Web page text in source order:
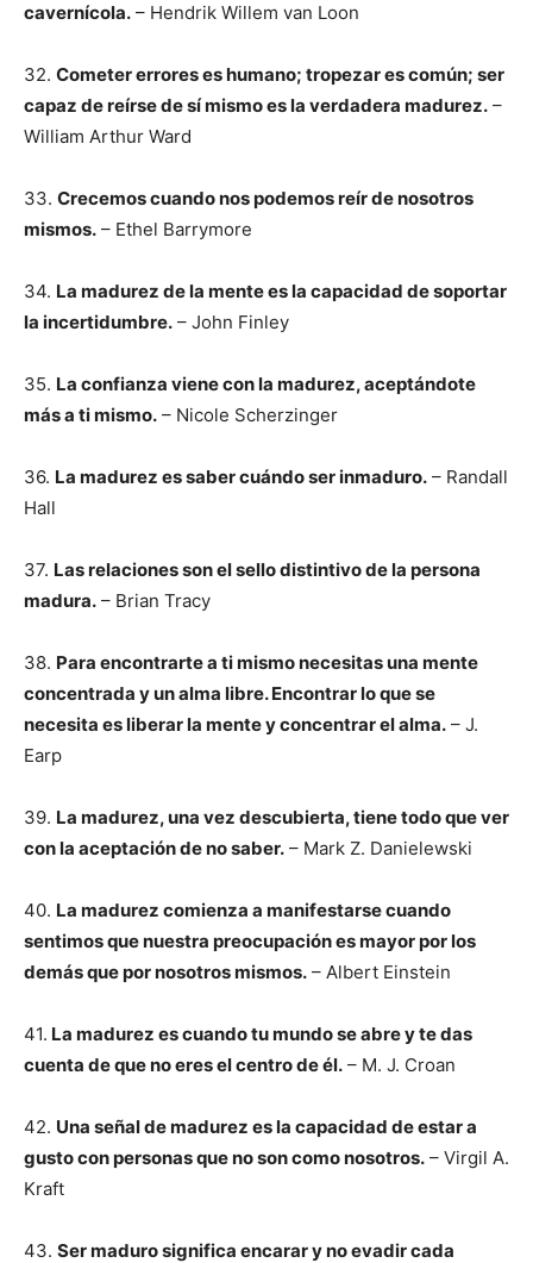
cavernícola. – Hendrik Willem van Loon
32. Cometer errores es humano; tropezar es común; ser
capaz de reírse de sí mismo es la verdadera madurez. –
William Arthur Ward
33. Crecemos cuando nos podemos reír de nosotros
mismos. – Ethel Barrymore
34. La madurez de la mente es la capacidad de soportar
la incertidumbre. – John Finley
35. La confianza viene con la madurez, aceptándote
más a ti mismo. – Nicole Scherzinger
36. La madurez es saber cuándo ser inmaduro. – Randall
Hall
37. Las relaciones son el sello distintivo de la persona
madura. – Brian Tracy
38. Para encontrarte a ti mismo necesitas una mente
concentrada y un alma libre. Encontrar lo que se
necesita es liberar la mente y concentrar el alma. – J.
Earp
39. La madurez, una vez descubierta, tiene todo que ver
con la aceptación de no saber. – Mark Z. Danielewski
40. La madurez comienza a manifestarse cuando
sentimos que nuestra preocupación es mayor por los
demás que por nosotros mismos. – Albert Einstein
41. La madurez es cuando tu mundo se abre y te das
cuenta de que no eres el centro de él. – M. J. Croan
42. Una señal de madurez es la capacidad de estar a
gusto con personas que no son como nosotros. – Virgil A.
Kraft
43. Ser maduro significa encarar y no evadir cada